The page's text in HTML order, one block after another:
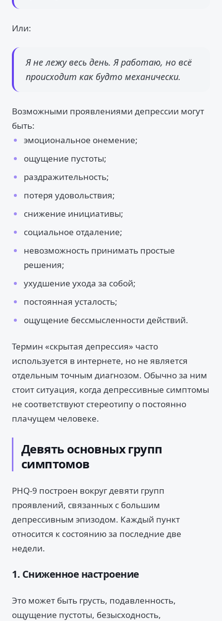
Или:
Я не лежу весь день. Я работаю, но всё
происходит как будто механически.
Возможными проявлениями депрессии могут
быть:
эмоциональное онемение;
ощущение пустоты;
раздражительность;
потеря удовольствия;
снижение инициативы;
социальное отдаление;
невозможность принимать простые
решения;
ухудшение ухода за собой;
постоянная усталость;
ощущение бессмысленности действий.
Термин «скрытая депрессия» часто
используется в интернете, но не является
отдельным точным диагнозом. Обычно за ним
стоит ситуация, когда депрессивные симптомы
не соответствуют стереотипу о постоянно
плачущем человеке.
Девять основных групп
симптомов
PHQ-9 построен вокруг девяти групп
проявлений, связанных с большим
депрессивным эпизодом. Каждый пункт
относится к состоянию за последние две
недели.
1. Сниженное настроение
Это может быть грусть, подавленность,
ощущение пустоты, безысходность,